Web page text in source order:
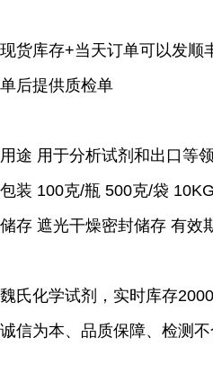
现货库存+当天订单可以发顺
单后提供质检单
用途 用于分析试剂和出口等
包装 100克/瓶 500克/袋
储存 遮光干燥密封储存 有效
魏氏化学试剂，实时库存
诚信为本、品质保障、检测